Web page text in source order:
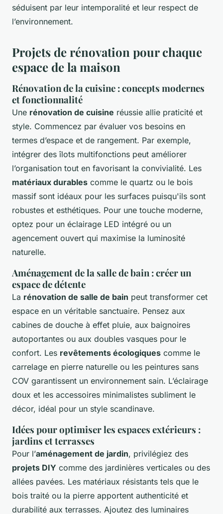
séduisent par leur intemporalité et leur respect de
l’environnement.
Projets de rénovation pour chaque
espace de la maison
Rénovation de la cuisine : concepts modernes
et fonctionnalité
Une rénovation de cuisine réussie allie praticité et
style. Commencez par évaluer vos besoins en
termes d’espace et de rangement. Par exemple,
intégrer des îlots multifonctions peut améliorer
l’organisation tout en favorisant la convivialité. Les
matériaux durables comme le quartz ou le bois
massif sont idéaux pour les surfaces puisqu'ils sont
robustes et esthétiques. Pour une touche moderne,
optez pour un éclairage LED intégré ou un
agencement ouvert qui maximise la luminosité
naturelle.
Aménagement de la salle de bain : créer un
espace de détente
La rénovation de salle de bain peut transformer cet
espace en un véritable sanctuaire. Pensez aux
cabines de douche à effet pluie, aux baignoires
autoportantes ou aux doubles vasques pour le
confort. Les revêtements écologiques comme le
carrelage en pierre naturelle ou les peintures sans
COV garantissent un environnement sain. L’éclairage
doux et les accessoires minimalistes subliment le
décor, idéal pour un style scandinave.
Idées pour optimiser les espaces extérieurs :
jardins et terrasses
Pour l’aménagement de jardin, privilégiez des
projets DIY comme des jardinières verticales ou des
allées pavées. Les matériaux résistants tels que le
bois traité ou la pierre apportent authenticité et
durabilité aux terrasses. Ajoutez des luminaires